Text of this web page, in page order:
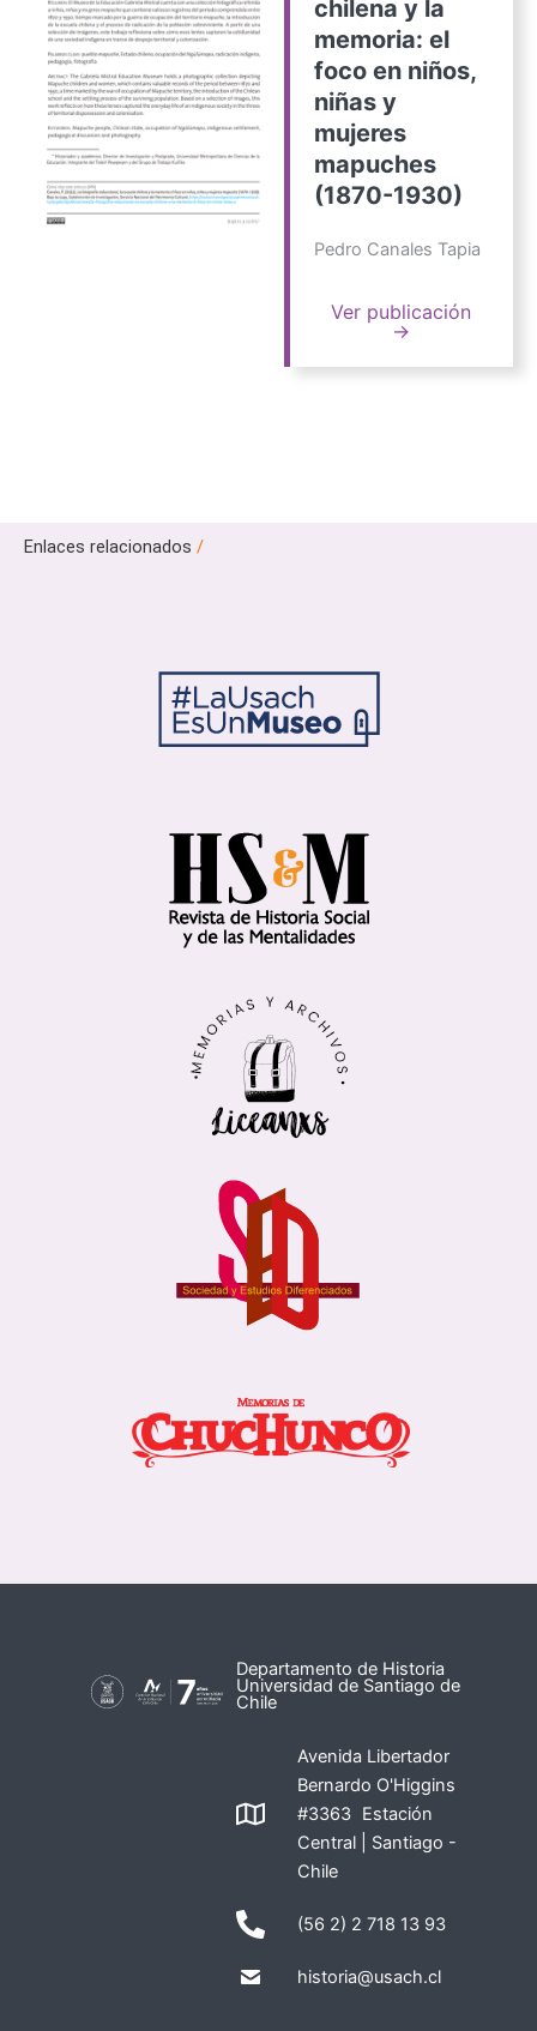
chilena y la
memoria: el
foco en niños,
niñas y
mujeres
mapuches
(1870-1930)
Pedro Canales Tapia
Ver publicación
→
Enlaces relacionados /
Departamento de Historia
Universidad de Santiago de
Chile
Avenida Libertador
Bernardo O'Higgins
#3363 Estación
Central | Santiago -
Chile
(56 2) 2 718 13 93
historia@usach.cl